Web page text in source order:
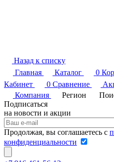
Назад к списку
Главная
Каталог 0
Кабинет
0 Сравнение
Компания
Регион
Подписаться
на новости и акции
Продолжая, вы соглашаетесь с
конфиденциальности